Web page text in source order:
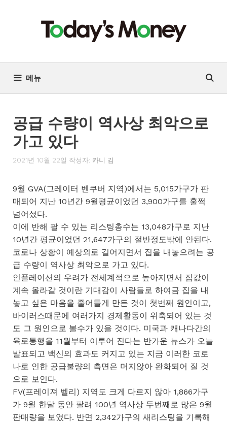
기
메뉴
공급 수량이 역사상 최악으로
가고 있다
2021년 10월 22일 작성자: 카니 김
9월 GVA(그레이터 벤쿠버 지역)에서는 5,015가구가 판
매되어 지난 10년간 9월평균이었던 3,900가구를 훌쩍
넘어셨다.
이에 반해 팔 수 있는 리스팅총수는 13,048가구로 지난
10년간 평균이었던 21,647가구의 절반정도밖에 안된다.
코로나 상황이 예상외로 길어지면서 집을 내놓으려는 공
급 수량이 역사상 최악으로 가고 있다.
인플레이션의 우려가 전세계적으로 높아지면서 집값이
계속 올라갈 것이란 기대감이 사람들로 하여금 집을 내
놓고 싶은 마음을 줄어들게 만든 것이 첫번째 원인이고,
바이러스때문에 여러가지 경제활동이 위축되어 있는 것
도 그 원인으로 볼수가 있을 것이다. 미국과 캐나다간의
육로통행을 11월부터 이루어 진다는 반가운 뉴스가 오늘
발표되고 백신의 효과도 커지고 있는 지금 이러한 코로
나로 인한 공급불량의 측면은 머지않아 완화되어 질 것
으로 보인다.
FV(프레이져 벨리) 지역도 크게 다르지 않아 1,866가구
가 9월 한달 동안 팔려 100년 역사상 두번째로 많은 9월
판매량을 보였다. 반면 2,342가구의 새리스팅을 기록해